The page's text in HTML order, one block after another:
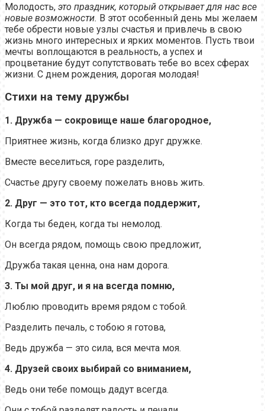
Молодость, это праздник, который открывает для нас все
новые возможности. В этот особенный день мы желаем
тебе обрести новые узлы счастья и привлечь в свою
жизнь много интересных и ярких моментов. Пусть твои
мечты воплощаются в реальность, а успех и
процветание будут сопутствовать тебе во всех сферах
жизни. С днем рождения, дорогая молодая!
Стихи на тему дружбы
1. Дружба — сокровище наше благородное,
Приятнее жизнь, когда близко друг дружке.
Вместе веселиться, горе разделить,
Счастье другу своему пожелать вновь жить.
2. Друг — это тот, кто всегда поддержит,
Когда ты беден, когда ты немолод.
Он всегда рядом, помощь свою предложит,
Дружба такая ценна, она нам дорога.
3. Ты мой друг, и я на всегда помню,
Люблю проводить время рядом с тобой.
Разделить печаль, с тобою я готова,
Ведь дружба — это сила, вся мечта моя.
4. Друзей своих выбирай со вниманием,
Ведь они тебе помощь дадут всегда.